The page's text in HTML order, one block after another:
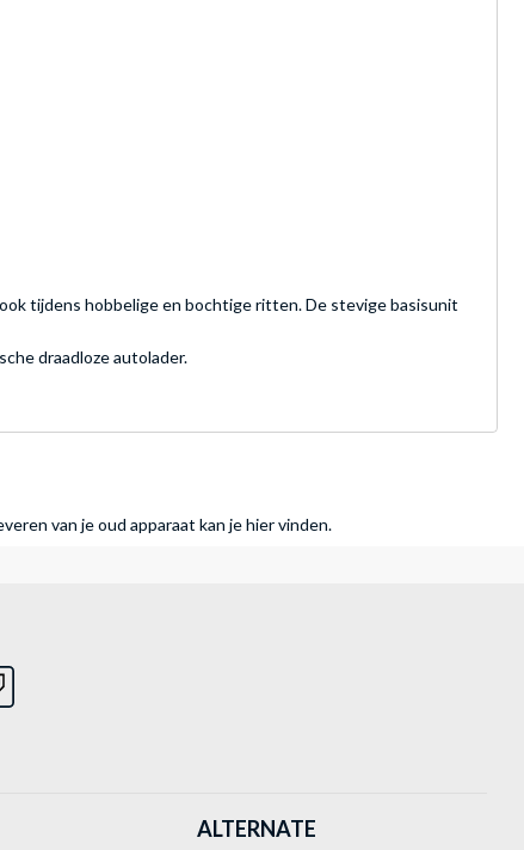
tijdens hobbelige en bochtige ritten. De stevige basisunit
draadloze autolader.
van je oud apparaat kan je hier vinden.
ALTERNATE